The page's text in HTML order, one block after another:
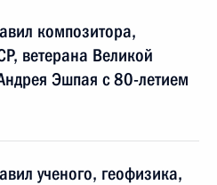
композитора,
ветерана Великой
Эшпая с 80-летием
ученого, геофизика,